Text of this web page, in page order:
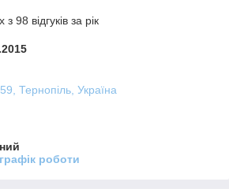
98 відгуків за рік
Тернопіль, Україна
роботи